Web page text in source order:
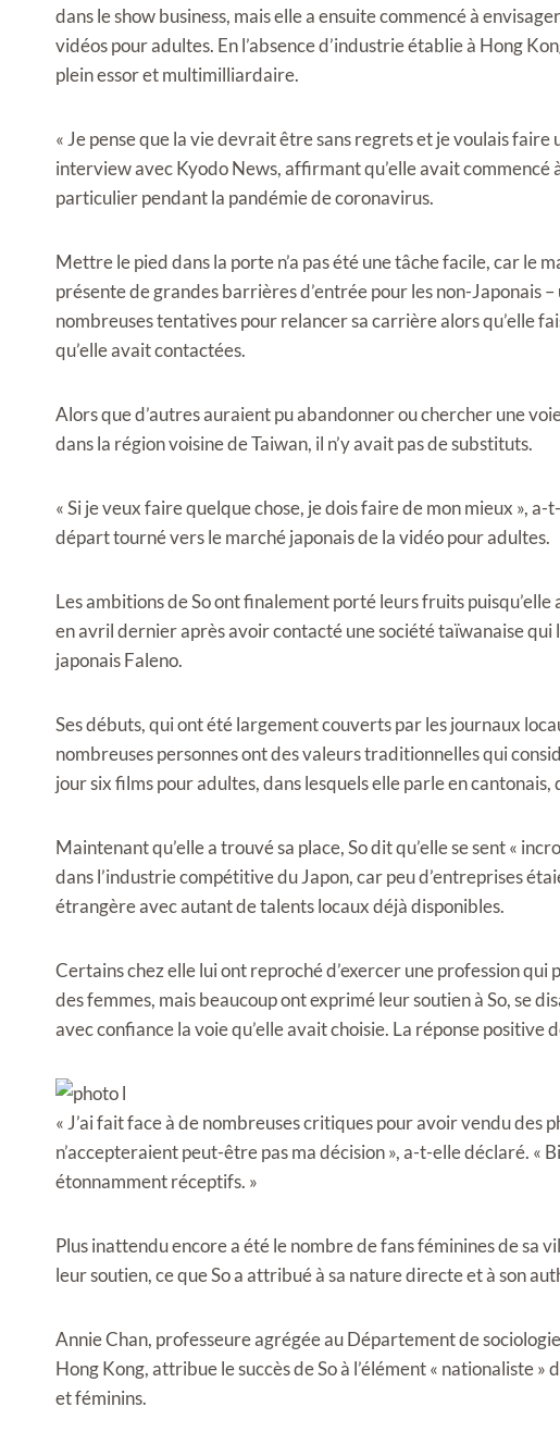
dans le show business, mais elle a ensuite commencé à
vidéos pour adultes. En l’absence d’industrie établie à Hong
plein essor et multimilliardaire.
« Je pense que la vie devrait être sans regrets et je voulais faire
interview avec Kyodo News, affirmant qu’elle avait commencé
particulier pendant la pandémie de coronavirus.
Mettre le pied dans la porte n’a pas été une tâche facile, car le
présente de grandes barrières d’entrée pour les non-Japonais
nombreuses tentatives pour relancer sa carrière alors qu’elle
qu’elle avait contactées.
Alors que d’autres auraient pu abandonner ou chercher une
dans la région voisine de Taiwan, il n’y avait pas de substituts.
« Si je veux faire quelque chose, je dois faire de mon mieux »,
départ tourné vers le marché japonais de la vidéo pour adultes.
Les ambitions de So ont finalement porté leurs fruits
en avril dernier après avoir contacté une société taïwanaise qui
japonais Faleno.
Ses débuts, qui ont été largement couverts par les journaux
nombreuses personnes ont des valeurs traditionnelles qui
jour six films pour adultes, dans lesquels elle parle en
Maintenant qu’elle a trouvé sa place, So dit qu’elle se sent «
dans l’industrie compétitive du Japon, car peu d’entreprises
étrangère avec autant de talents locaux déjà disponibles.
Certains chez elle lui ont reproché d’exercer une profession
des femmes, mais beaucoup ont exprimé leur soutien à So, se
avec confiance la voie qu’elle avait choisie. La réponse positive
« J’ai fait face à de nombreuses critiques pour avoir vendu des
n’accepteraient peut-être pas ma décision », a-t-elle déclaré. «
étonnamment réceptifs. »
Plus inattendu encore a été le nombre de fans féminines de sa
leur soutien, ce que So a attribué à sa nature directe et à son
Annie Chan, professeure agrégée au Département de
Hong Kong, attribue le succès de So à l’élément « nationaliste
et féminins.